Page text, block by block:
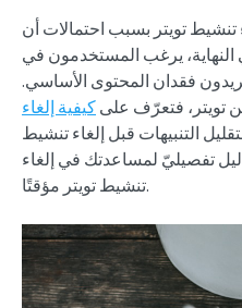
تنشيط تويتر بسبب احتمالات أن
يرغب المستخدمون في
فقدان المحتوى الأساسي.
تويتر، فتعرّف على كيفية إلغاء
التنبيهات قبل إلغاء تنشيط
تفصيليّ لمساعدتك في إلغاء
تنشيط تويتر مؤقتًا.